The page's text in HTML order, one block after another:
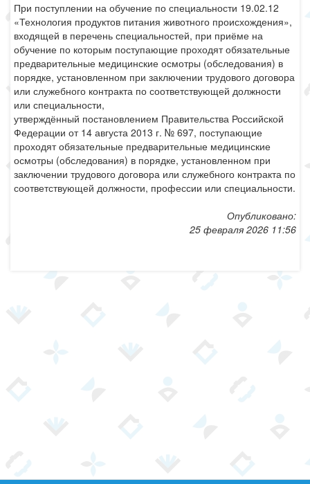
При поступлении на обучение по специальности 19.02.12
«Технология продуктов питания животного происхождения»,
входящей в перечень специальностей, при приёме на
обучение по которым поступающие проходят обязательные
предварительные медицинские осмотры (обследования) в
порядке, установленном при заключении трудового договора
или служебного контракта по соответствующей должности
или специальности,
утверждённый постановлением Правительства Российской
Федерации от 14 августа 2013 г. № 697, поступающие
проходят обязательные предварительные медицинские
осмотры (обследования) в порядке, установленном при
заключении трудового договора или служебного контракта по
соответствующей должности, профессии или специальности.
Опубликовано:
25 февраля 2026 11:56